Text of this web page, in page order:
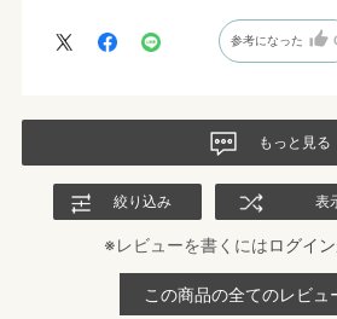
参考になった
もっと見る
絞り込み 表
※レビューを書くにはログイン
この商品の全てのレビュ